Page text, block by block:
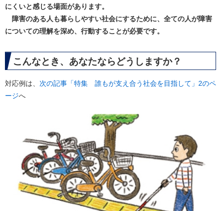
にくいと感じる場面があります。
障害のある人も暮らしやすい社会にするために、全ての人が障害
についての理解を深め、行動することが必要です。
こんなとき、あなたならどうしますか？
対応例は、 次の記事「特集 誰もが支え合う社会を目指して」2のペ
ージへ